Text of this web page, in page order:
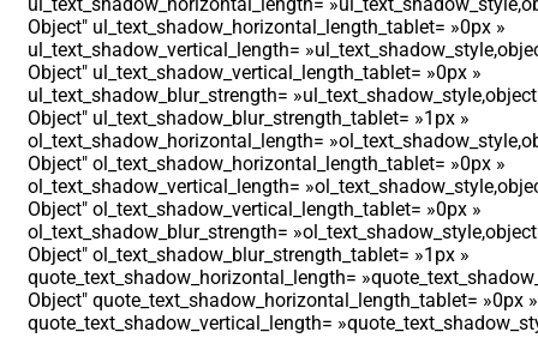
Object″ ul_text_shadow_horizontal_length_tablet= »0px »
ul_text_shadow_vertical_length=
Object″ ul_text_shadow_vertical_length_tablet= »0px »
ul_text_shadow_blur_strength= »ul_text_shadow_style,object
Object″ ul_text_shadow_blur_strength_tablet= »1px »
ol_text_shadow_horizontal_length=
Object″ ol_text_shadow_horizontal_length_tablet= »0px »
ol_text_shadow_vertical_length=
Object″ ol_text_shadow_vertical_length_tablet= »0px »
ol_text_shadow_blur_strength= »ol_text_shadow_style,object
Object″ ol_text_shadow_blur_strength_tablet= »1px »
quote_text_shadow_horizontal_length=
Object″ quote_text_shadow_horizontal_length_tablet= »0px »
quote_text_shadow_vertical_length=